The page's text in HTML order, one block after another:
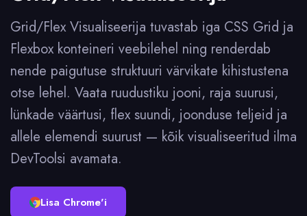
Grid/Flex Visualiseerija tuvastab iga CSS Grid ja
Flexbox konteineri veebilehel ning renderdab
nende paigutuse struktuuri värvikate kihistustena
otse lehel. Vaata ruudustiku jooni, raja suurusi,
lünkade väärtusi, flex suundi, joonduse teljeid ja
allele elemendi suurust — kõik visualiseeritud ilma
DevToolsi avamata.
Lisa Chrome'i